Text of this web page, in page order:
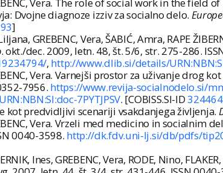
Dvojne diagnoze izziv za socialno delo.
]
GREBENC, Vera, ŠABIĆ, Amra, RAPE
. okt./dec. 2009, letn. 48, št. 5/6, str. 275-286.
, http://www.dlib.si/details/
Vera. Varnejši prostor za uživanje
7956. https://www.revija-socialnodelo.si/
7PYTJPSV. [COBISS.SI-ID
kot predvidljivi scenariji vsakdanjega življenja.
Vera. Vrzeli med medicino in socialnim
0040-3598. http://dk.fdv.uni-lj.si/db/pdfs/
Ines, GREBENC, Vera, RODE, Nino,